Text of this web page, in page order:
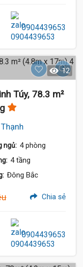
0904439653
12
Túy, 78.3 m²
ngủ: 4 phòng
4 tầng
Đông Bắc
Chia sẻ
0904439653